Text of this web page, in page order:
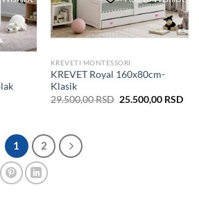
KREVETI MONTESSORI
KREVET Royal 160x80cm-
Klasik
29.500,00RSD Originalna
25.500,00 RSD
1 2